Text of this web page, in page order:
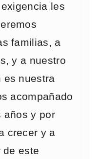
les
familias, a
y a nuestro
es nuestra
acompañado
años y por
crecer y a
de este